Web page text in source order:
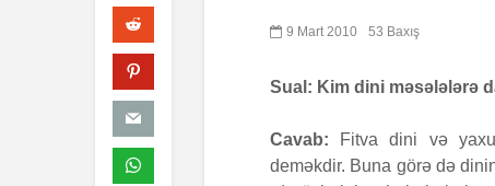
9 Mart 2010 53 Baxış
Sual: Kim dini məsələlərə
Cavab: Fitva dini və
deməkdir. Buna görə də
40 Baxış
7 İyul 2026
AŞURA